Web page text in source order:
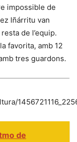
impossible de
Iñárritu van
de l’equip.
favorita, amb 12
tres guardons.
de